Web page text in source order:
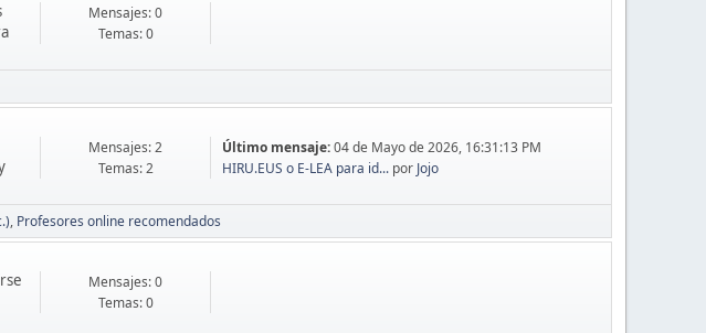
Mensajes: 0
Temas: 0
Mensajes: 2
Temas: 2
Último mensaje:04 de Mayo de 2026, 16:31:13 PM
HIRU.EUS o E-LEA para id... por Jojo
Profesores online recomendados
Mensajes: 0
Temas: 0